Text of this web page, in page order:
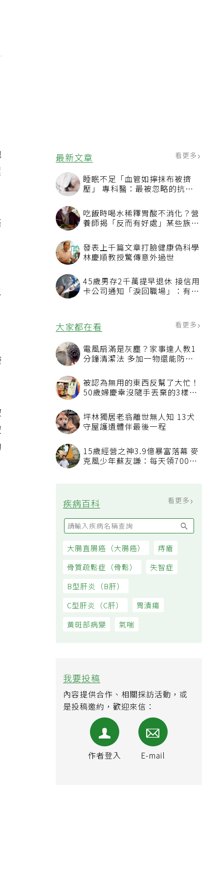
最新文章 看更多
睡眠不足「血管如擰抹布被擠
壓」 專科醫：最被忽略的抗老
吃飯時喝水稀釋胃酸不消化？營
養師揭「反而有好處」某些族群
發表上千篇文章打臉健康偽科學
林慶順教授驚傳意外過世
45歲男存2千萬提早退休 接信用
卡公司通知「淚回職場」：有錢
大家都在看 看更多
電風扇滿是灰塵？家事達人教1
分鐘清潔法 多加一物還能防髒
被認為無用的東西反幫了大忙！
50歲婦慶幸沒隨手丟棄的3樣物
坪林獨居老翁離世無人知 13犬
守屋護遺體伴最後一程
15歲經營之神3.9億暴富落幕 麥
克風少年蘇友謙：每天領700元
疾病百科
大腸直腸癌（大腸癌） 痔瘡
骨質疏鬆症（骨鬆） 失智症
B型肝炎（B肝）
C型肝炎（C肝）
黃斑部病變
我要投稿
內容提供合作、相關採訪活動，或
是投稿邀約，歡迎來信：